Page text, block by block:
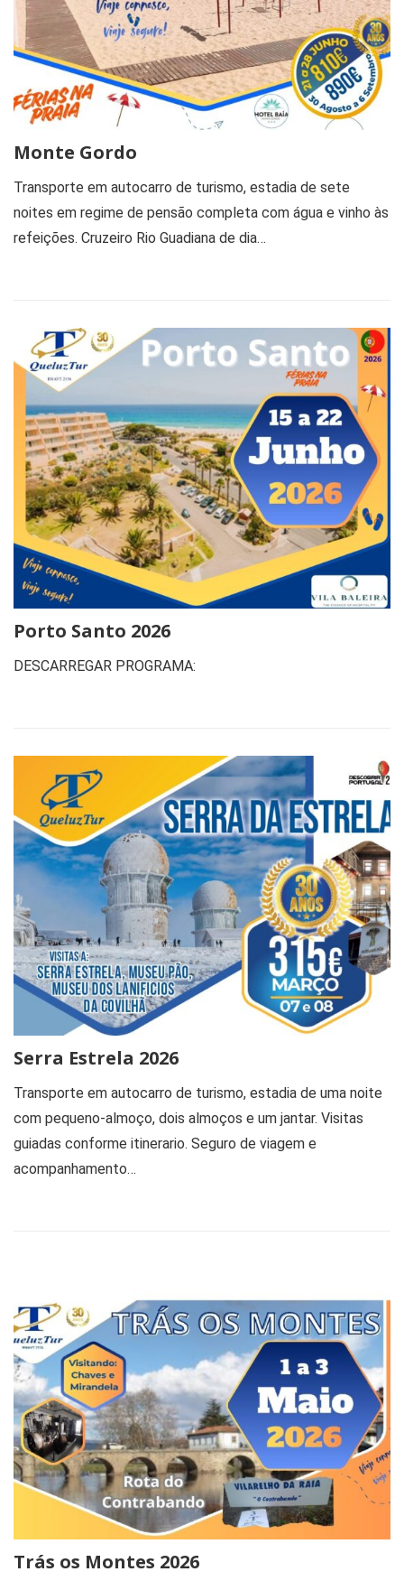
Monte Gordo
Transporte em autocarro de turismo, estadia de sete
noites em regime de pensão completa com água e vinho às
refeições. Cruzeiro Rio Guadiana de dia…
Porto Santo 2026
DESCARREGAR PROGRAMA:
Serra Estrela 2026
Transporte em autocarro de turismo, estadia de uma noite
com pequeno-almoço, dois almoços e um jantar. Visitas
guiadas conforme itinerario. Seguro de viagem e
acompanhamento…
Trás os Montes 2026